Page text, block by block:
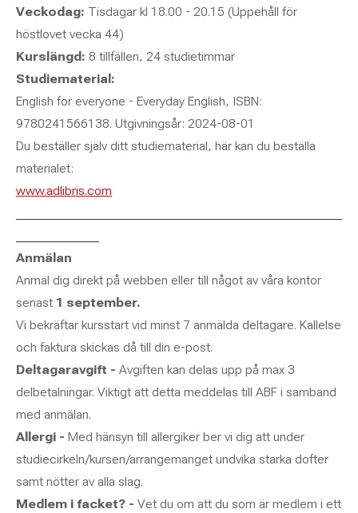
Veckodag: Tisdagar kl 18.00 - 20.15 (Uppehåll för
höstlovet vecka 44)
Kurslängd: 8 tillfällen, 24 studietimmar
Studiematerial:
English for everyone - Everyday English, ISBN:
9780241566138. Utgivningsår: 2024-08-01
Du beställer själv ditt studiematerial, här kan du beställa
materialet:
www.adlibris.com
Anmälan
Anmäl dig direkt på webben eller till något av våra kontor
senast 1 september.
Vi bekräftar kursstart vid minst 7 anmälda deltagare. Kallelse
och faktura skickas då till din e-post.
Deltagaravgift - Avgiften kan delas upp på max 3
delbetalningar. Viktigt att detta meddelas till ABF i samband
med anmälan.
Allergi - Med hänsyn till allergiker ber vi dig att under
studiecirkeln/kursen/arrangemanget undvika starka dofter
samt nötter av alla slag.
Medlem i facket? - Vet du om att du som är medlem i ett